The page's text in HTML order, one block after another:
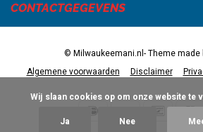
CONTACTGEGEVENS
Algemene voorwaarden Disclaimer
© Milwaukeemani.nl- Theme made
Ja Nee